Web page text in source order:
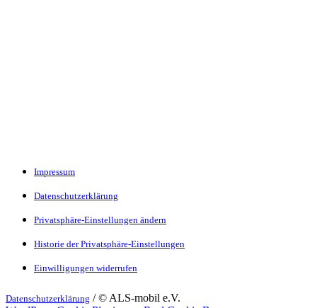
Impressum
Datenschutzerklärung
Privatsphäre-Einstellungen ändern
Historie der Privatsphäre-Einstellungen
Einwilligungen widerrufen
Datenschutzerklärung / © ALS-mobil e.V.